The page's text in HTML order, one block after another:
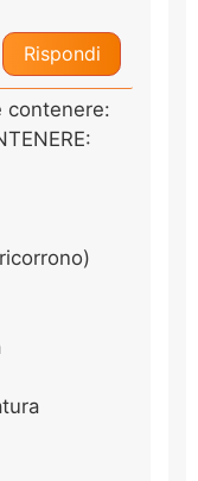
Rispondi
contenere: